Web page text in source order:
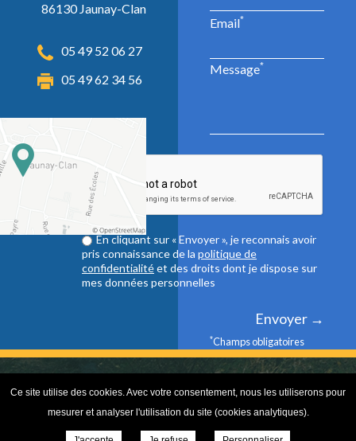
86130 Jaunay-Clan
05 49 52 06 27
05 49 62 34 56
Email*
Message*
En cliquant sur « Envoyer », je reconnais avoir
pris connaissance de la politique de
confidentialitéet des droits dont je dispose sur
mes données personnelles
*Champs obligatoires
© Copyright 2024 Site réalisé par l'ONPC Enseignement
Ce site utilise des cookies. Avec votre consentement, nous les utiliserons pour
mesurer et analyser l'utilisation du site (cookies analytiques).